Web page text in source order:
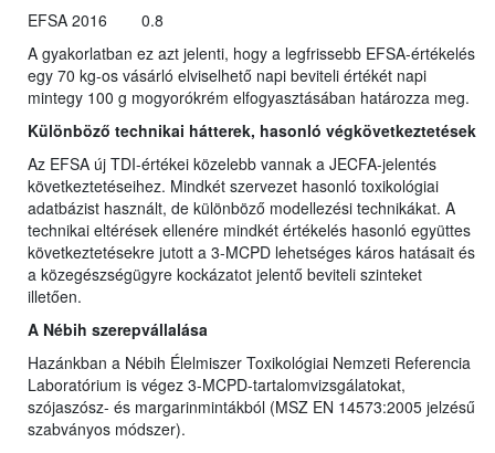
EFSA 2016
0.8
A gyakorlatban ez azt jelenti, hogy a legfrissebb EFSA-értékelés
egy 70 kg-os vásárló elviselhető napi beviteli értékét napi
mintegy 100 g mogyorókrém elfogyasztásában határozza meg.
Különböző technikai hátterek, hasonló végkövetkeztetések
Az EFSA új TDI-értékei közelebb vannak a JECFA-jelentés
következtetéseihez. Mindkét szervezet hasonló toxikológiai
adatbázist használt, de különböző modellezési technikákat. A
technikai eltérések ellenére mindkét értékelés hasonló együttes
következtetésekre jutott a 3-MCPD lehetséges káros hatásait és
a közegészségügyre kockázatot jelentő beviteli szinteket
illetően.
A Nébih szerepvállalása
Hazánkban a Nébih Élelmiszer Toxikológiai Nemzeti Referencia
Laboratórium is végez 3-MCPD-tartalomvizsgálatokat,
szójaszósz- és margarinmintákból (MSZ EN 14573:2005 jelzésű
szabványos módszer).